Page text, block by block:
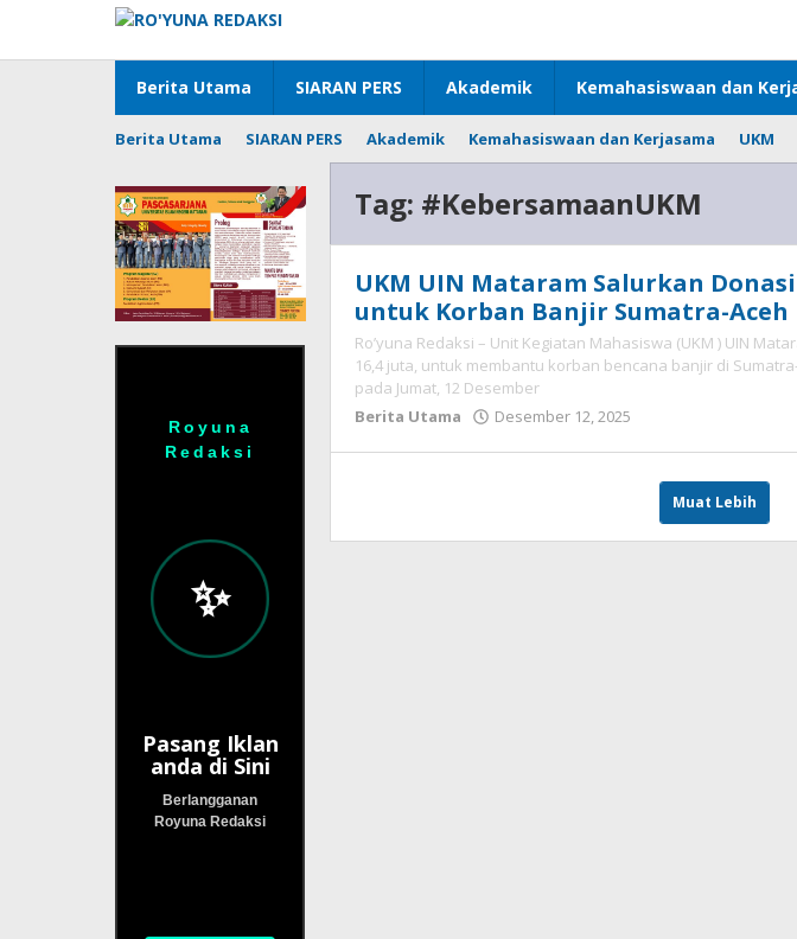
konten
Berita Utama SIARAN PERS Akademik Kemahasiswaan dan
Berita Utama SIARAN PERS Akademik Kemahasiswaan dan Kerjasama UKM
Royuna
Redaksi
✨
Pasang Iklan
anda di Sini
Berlangganan
Royuna Redaksi
Tag: #KebersamaanUKM
UKM UIN Mataram Salurkan Donasi
untuk Korban Banjir Sumatra-Aceh
Ro’yuna Redaksi – Unit Kegiatan Mahasiswa (UKM ) UIN
16,4 juta, untuk membantu korban bencana banjir di
pada Jumat, 12 Desember
Berita Utama
Desember 12, 2025
Muat Lebih